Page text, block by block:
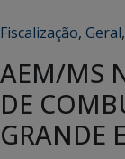
Fiscalização, Geral,
AEM/MS
DE
GRANDE